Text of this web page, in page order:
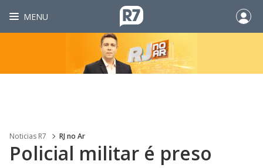
MENU
Noticias R7 RJ no Ar
Policial militar é preso